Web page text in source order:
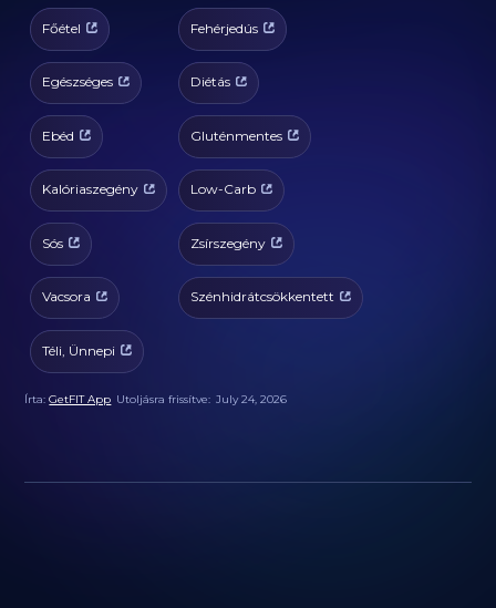
Főétel Fehérjedús
Egészséges Diétás
Ebéd Gluténmentes
Kalóriaszegény Low-Carb
Sós Zsírszegény
Vacsora Szénhidrátcsökkentett
Téli, Ünnepi
Írta:GetFIT App Utoljásra frissítve: July 24, 2026